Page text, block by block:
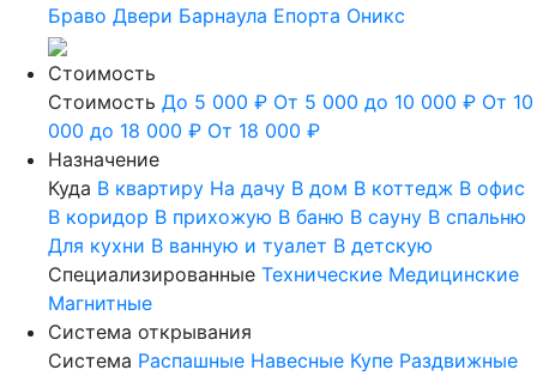
Браво Двери Барнаула Епорта Оникс
Стоимость
Стоимость До 5 000 ₽ От 5 000 до 10 000 ₽ От 10
000 до 18 000 ₽ От 18 000 ₽
Назначение
Куда В квартиру На дачу В дом В коттедж В офис
В коридор В прихожую В баню В сауну В спальню
Для кухни В ванную и туалет В детскую
Специализированные Технические Медицинские
Магнитные
Система открывания
Система Распашные Навесные Купе Раздвижные